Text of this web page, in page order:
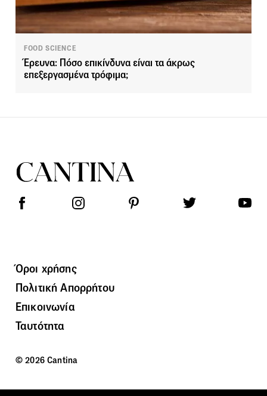
FOOD SCIENCE
Έρευνα: Πόσο επικίνδυνα είναι τα άκρως
επεξεργασμένα τρόφιμα;
Όροι χρήσης
Πολιτική Απορρήτου
Επικοινωνία
Ταυτότητα
© 2026 Cantina